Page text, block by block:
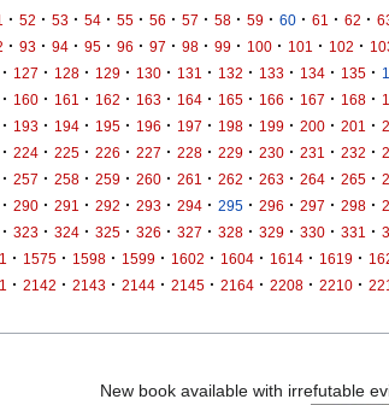
· 52 · 53 · 54 · 55 · 56 · 57 · 58 · 59 · 60 · 61 · 62 ·
· 93 · 94 · 95 · 96 · 97 · 98 · 99 · 100 · 101 · 102 ·
· 127 · 128 · 129 · 130 · 131 · 132 · 133 · 134 · 135 ·
· 160 · 161 · 162 · 163 · 164 · 165 · 166 · 167 · 168 ·
· 193 · 194 · 195 · 196 · 197 · 198 · 199 · 200 · 201 ·
· 224 · 225 · 226 · 227 · 228 · 229 · 230 · 231 · 232 ·
· 257 · 258 · 259 · 260 · 261 · 262 · 263 · 264 · 265 ·
· 290 · 291 · 292 · 293 · 294 · 295 · 296 · 297 · 298 ·
· 323 · 324 · 325 · 326 · 327 · 328 · 329 · 330 · 331 ·
· 1575 · 1598 · 1599 · 1602 · 1604 · 1614 · 1619 ·
· 2142 · 2143 · 2144 · 2145 · 2164 · 2208 · 2210 ·
New book available with irrefutable